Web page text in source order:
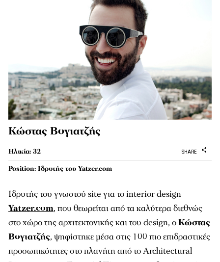
Κώστας Βογιατζής
SHARE
Ηλικία: 32
Position: Ιδρυτής του Yatzer.com
Ιδρυτής του γνωστού site για το interior design
Yatzer.com, που θεωρείται από τα καλύτερα διεθνώς
στο χώρο της αρχιτεκτονικής και του design, οΚώστας
Βογιατζής, ψηφίστηκε μέσα στις 100 πιο επιδραστικές
προσωπικότητες στο πλανήτη από το Architectural